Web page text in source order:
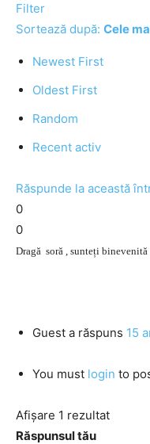
Filter
Sortează după: Cele
Newest First
Oldest First
Random
Recent activ
Răspunde la această
0
0
Dragă soră , sunteți
Guest a răspuns 15
You must login to
Afișare 1 rezultat
Răspunsul tău